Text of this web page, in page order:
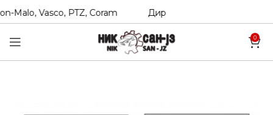
Vasco, PTZ, Coram Директни увозници на
0